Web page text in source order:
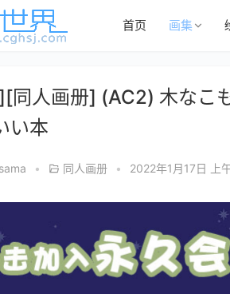
首页 画集
同人画册] (AC2) 木なこ
い本
• 同人画册 • 2022年1月17日 上